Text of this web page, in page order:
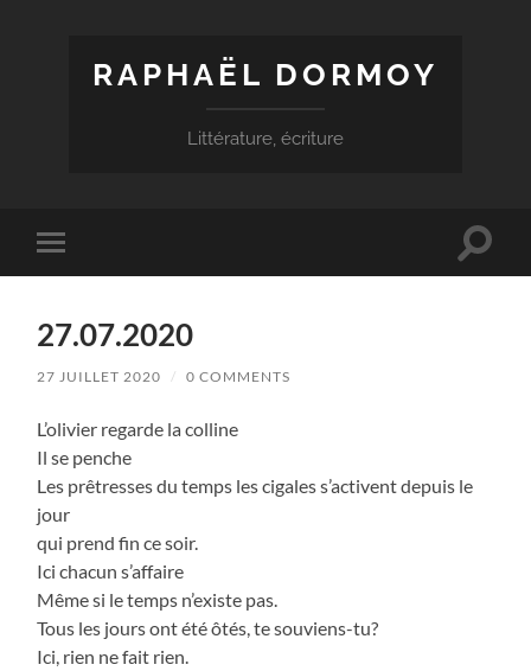
RAPHAËL DORMOY
Littérature, écriture
Toggle
mobile
Toggle
27.07.2020
27 JUILLET 2020 / 0 COMMENTS
L’olivier regarde la colline
Il se penche
Les prêtresses du temps les cigales s’activent depuis le
jour
qui prend fin ce soir.
Ici chacun s’affaire
Même si le temps n’existe pas.
Tous les jours ont été ôtés, te souviens-tu?
Ici, rien ne fait rien.